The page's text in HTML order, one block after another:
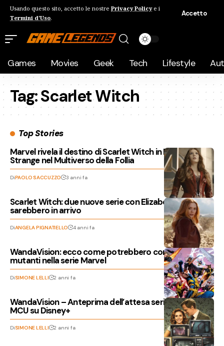
Usando questo sito, accetto le nostre Privacy Policye i
Termini d'Uso.
Accetto
Games Movies Geek Tech Lifestyle
Tag:Scarlet Witch
Top Stories
Marvel rivela il destino di Scarlet Witch in Doctor
Strange nel Multiverso della Follia
DiPAOLO SACCUZZO 3 anni fa
Scarlet Witch: due nuove serie con Elizabeth Olsen
sarebbero in arrivo
DiANGELA PIGNATIELLO 4 anni fa
WandaVision: ecco come potrebbero comparire i
mutanti nella serie Marvel
DiSIMONE LELLI 2 anni fa
WandaVision – Anteprima dell’attesa serie TV del
MCU su Disney+
DiSIMONE LELLI 2 anni fa